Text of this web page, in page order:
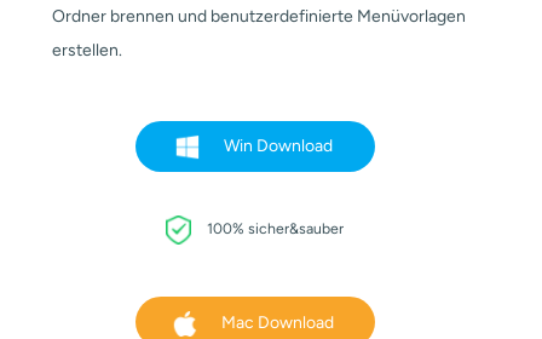
Ordner brennen und benutzerdefinierte Menüvorlagen
erstellen.
Win Download
100% sicher&sauber
Mac Download